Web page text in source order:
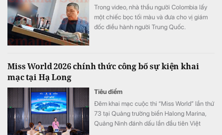
Trong video, nhà thầu người Colombia lấy
một chiếc bọc tối màu và đưa cho vị giám
đốc điều hành người Trung Quốc.
Miss World 2026 chính thức công bố sự kiện khai
mạc tại Hạ Long
Tiêu điểm
Đêm khai mạc cuộc thi “Miss World” lần thứ
73 tại Quảng trường biển Halong Marina,
Quảng Ninh đánh dấu lần đầu tiên Việt